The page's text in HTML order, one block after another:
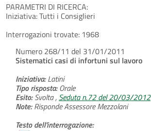
PARAMETRI DI RICERCA:
Iniziativa:Tutti i Consiglieri
Interrogazioni trovate: 1968
Numero 268/11 del 31/01/2011
Sistematici casi di infortuni sul lavoro
Iniziativa:Latini
Tipo risposta:Orale
Esito:Svolta , Seduta n.72 del 20/03/2012
Note:Risponde Assessore Mezzolani
Testo dell'interrogazione: